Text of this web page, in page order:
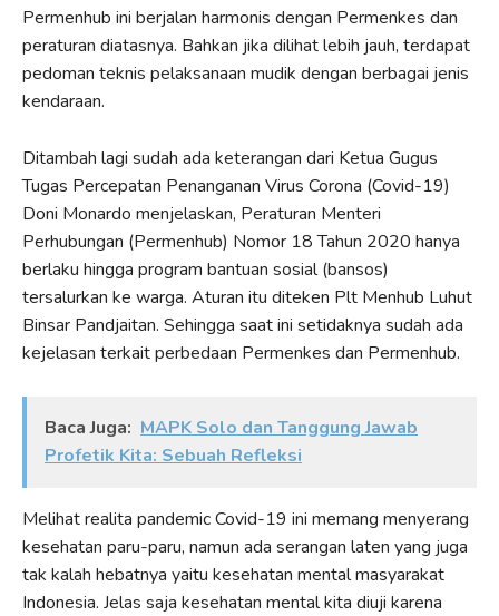
Permenhub ini berjalan harmonis dengan Permenkes dan
peraturan diatasnya. Bahkan jika dilihat lebih jauh, terdapat
pedoman teknis pelaksanaan mudik dengan berbagai jenis
kendaraan.
Ditambah lagi sudah ada keterangan dari Ketua Gugus
Tugas Percepatan Penanganan Virus Corona (Covid-19)
Doni Monardo menjelaskan, Peraturan Menteri
Perhubungan (Permenhub) Nomor 18 Tahun 2020 hanya
berlaku hingga program bantuan sosial (bansos)
tersalurkan ke warga. Aturan itu diteken Plt Menhub Luhut
Binsar Pandjaitan. Sehingga saat ini setidaknya sudah ada
kejelasan terkait perbedaan Permenkes dan Permenhub.
Baca Juga: MAPK Solo dan Tanggung Jawab
Profetik Kita: Sebuah Refleksi
Melihat realita pandemic Covid-19 ini memang menyerang
kesehatan paru-paru, namun ada serangan laten yang juga
tak kalah hebatnya yaitu kesehatan mental masyarakat
Indonesia. Jelas saja kesehatan mental kita diuji karena